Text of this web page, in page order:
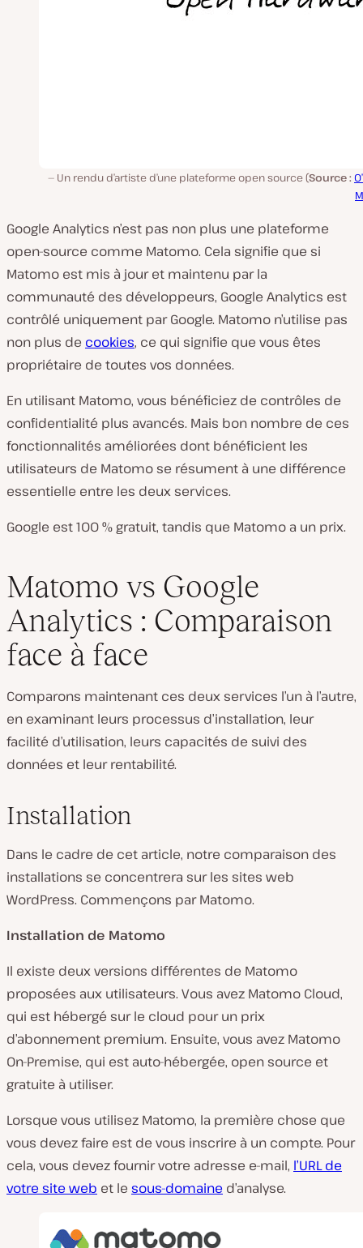
Un rendu d’artiste d’une plateforme open source (Source :
Google Analytics n’est pas non plus une plateforme
open-source comme Matomo. Cela signifie que si
Matomo est mis à jour et maintenu par la
communauté des développeurs, Google Analytics est
contrôlé uniquement par Google. Matomo n’utilise pas
non plus de cookies, ce qui signifie que vous êtes
propriétaire de toutes vos données.
En utilisant Matomo, vous bénéficiez de contrôles de
confidentialité plus avancés. Mais bon nombre de ces
fonctionnalités améliorées dont bénéficient les
utilisateurs de Matomo se résument à une différence
essentielle entre les deux services.
Google est 100 % gratuit, tandis que Matomo a un prix.
Matomo vs Google
Analytics : Comparaison
face à face
Comparons maintenant ces deux services l’un à l’autre,
en examinant leurs processus d’installation, leur
facilité d’utilisation, leurs capacités de suivi des
données et leur rentabilité.
Installation
Dans le cadre de cet article, notre comparaison des
installations se concentrera sur les sites web
WordPress. Commençons par Matomo.
Installation de Matomo
Il existe deux versions différentes de Matomo
proposées aux utilisateurs. Vous avez Matomo Cloud,
qui est hébergé sur le cloud pour un prix
d’abonnement premium. Ensuite, vous avez Matomo
On-Premise, qui est auto-hébergée, open source et
gratuite à utiliser.
Lorsque vous utilisez Matomo, la première chose que
vous devez faire est de vous inscrire à un compte. Pour
cela, vous devez fournir votre adresse e-mail, l’URL de
votre site web et le sous-domaine d’analyse.